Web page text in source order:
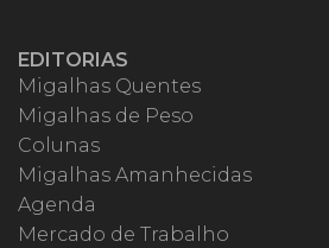
EDITORIAS
Migalhas Quentes
Migalhas de Peso
Colunas
Migalhas Amanhecidas
Agenda
Mercado de Trabalho